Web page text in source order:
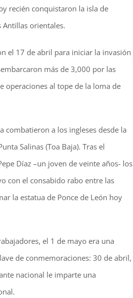
recién conquistaron la isla de
orientales.
el 17 de abril para iniciar la invasión
más de 3,000 por las
operaciones al tope de la loma de
combatieron a los ingleses desde la
Salinas (Toa Baja). Tras el
Díaz –un joven de veinte años- los
con el consabido rabo entre las
la estatua de Ponce de León hoy
el 1 de mayo era una
de conmemoraciones: 30 de abril,
nacional le imparte una